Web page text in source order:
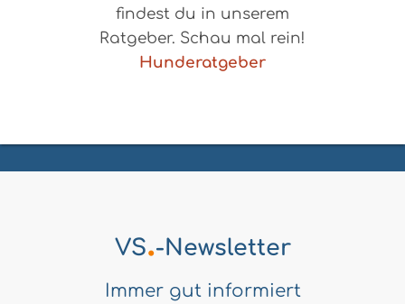
findest du in unserem
Ratgeber. Schau mal rein!
Hunderatgeber
VS.-Newsletter
Immer gut informiert